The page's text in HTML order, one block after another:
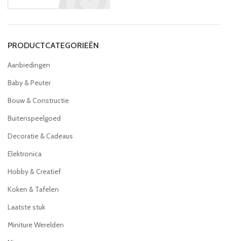
PRODUCTCATEGORIEËN
Aanbiedingen
Baby & Peuter
Bouw & Constructie
Buitenspeelgoed
Decoratie & Cadeaus
Elektronica
Hobby & Creatief
Koken & Tafelen
Laatste stuk
Miniture Werelden